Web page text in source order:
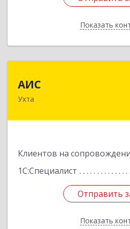
ПоказатьНазад
АИС
Ухта
Клиентов на
1С:Специалист
Отправить
Показать
169310, Коми Респ, Ухта
Отправить
Назад